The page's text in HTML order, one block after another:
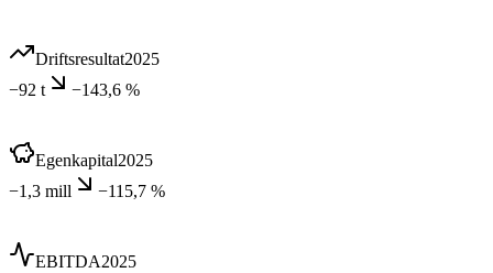
Driftsresultat2025
−92 t
−143,6 %
Egenkapital2025
−1,3 mill
−115,7 %
EBITDA2025